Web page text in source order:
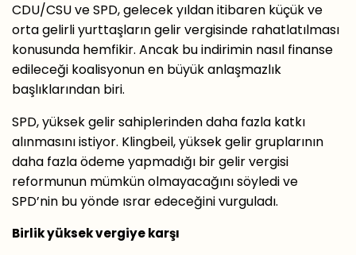
CDU/CSU ve SPD, gelecek yıldan itibaren küçük ve
orta gelirli yurttaşların gelir vergisinde rahatlatılması
konusunda hemfikir. Ancak bu indirimin nasıl finanse
edileceği koalisyonun en büyük anlaşmazlık
başlıklarından biri.
SPD, yüksek gelir sahiplerinden daha fazla katkı
alınmasını istiyor. Klingbeil, yüksek gelir gruplarının
daha fazla ödeme yapmadığı bir gelir vergisi
reformunun mümkün olmayacağını söyledi ve
SPD’nin bu yönde ısrar edeceğini vurguladı.
Birlik yüksek vergiye karşı